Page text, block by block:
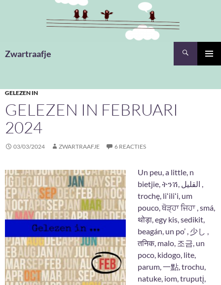
Zwartraafje
GELEZEN IN
GELEZEN IN FEBRUARI
2024
03/03/2024 ZWARTRAAFJE 6 REACTIES
Un peu, a little, n
bietjie, ትንሽ, القليل ,
trochę, liʻiliʻi, um
pouco, ਥੋੜ੍ਹਾ ਜਿਹਾ , smá,
थोड़ा, egy kis, sedikit,
beagán, un po’ , 少し ,
तनिक, malo, 조금, un
poco, kidogo, lite,
parum, 一點, trochu,
natuke, iom, truputį,